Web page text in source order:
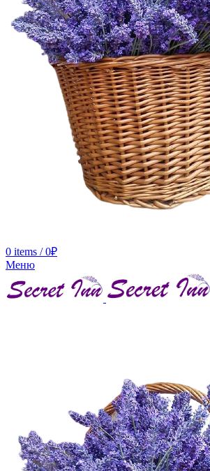
0 items / 0₽
Меню